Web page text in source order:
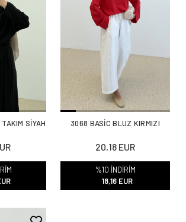
SİYAH 3068 BASİC BLUZ KIRMIZI
20,18 EUR
%10 İNDİRİM
18,16 EUR